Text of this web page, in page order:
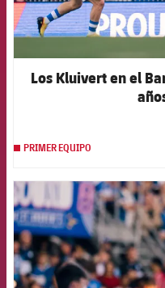
Los Kluivert en el
PRIMER EQUIPO